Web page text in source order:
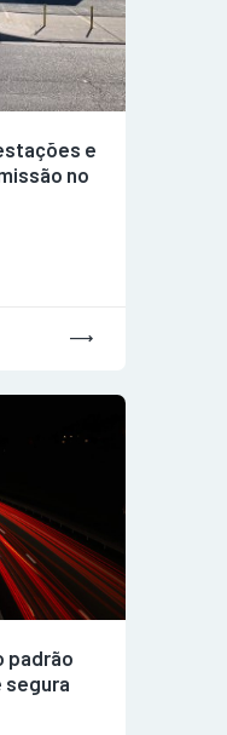
e
no
padrão
segura